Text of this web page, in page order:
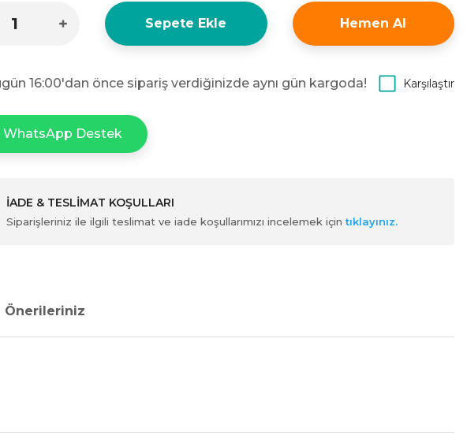
Sepete Ekle Hemen Al
16:00'dan önce sipariş verdiğinizde aynı gün kargoda! Karşılaştır
WhatsApp Destek
İADE & TESLİMAT KOŞULLARI
Siparişleriniz ile ilgili teslimat ve iade koşullarımızı incelemek içintıklayınız.
Önerileriniz